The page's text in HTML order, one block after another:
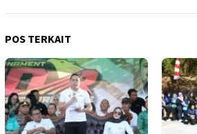
POS TERKAIT